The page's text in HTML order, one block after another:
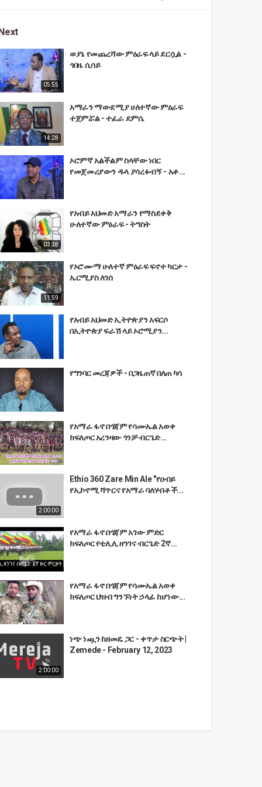
05:55
ወያኔ የመጨረሻው ምዕራፍ ላይ ደርሷል -
ጎበዜ ሲሳይ
14:28
አማራን ማውደሚያ ሀለተኛው ምዕራፍ
ተጀምሯል - ተፈራ ደምሴ
ኦሮምኛ አልችልም ስላቸው ነበር
የመጀመሪያውን ዱላ ያሳረፉብኝ - አቶ...
03:38
የአብይ አህመድ አማራን የማስደቀቅ
ሁለተኛው ምዕራፍ - ትግስት
11:59
የኦሮሙማ ሁለተኛ ምዕራፍ ፍኖተ ካርታ -
ኤርሚያስ ለገሰ
የአብይ አህመድ ኢትዮጵያን አፍርሶ
በኢትዮጵያ ፍራሽ ላይ ኦሮሚያን...
የግንባር መረጃዎች - በጋዜጠኛ በለጠ ካሳ
የአማራ ፋኖ በጎጃም የሳሙኤል አወቀ
ክፍለጦር አረንዛው ጎንቻ ብርጌድ...
2:00:00
Ethio 360 Zare Min Ale "የዐብይ
የኢኮኖሚ ሻጥርና የአማራ ባለሃብቶች...
የአማራ ፋኖ በጎጃም አገው ምድር
ክፍለጦር የቲሊሊ ዘንገና ብርጌድ 2ኛ...
የአማራ ፋኖ በጎጃም የሳሙኤል አወቀ
ክፍለጦር ህዝብ ግንኙነት ኃላፊ ከሆነው...
2:00:00
ነጭ ነጯን ከዘመዴ ጋር - ቀጥታ ስርጭት |
Zemede - February 12, 2023